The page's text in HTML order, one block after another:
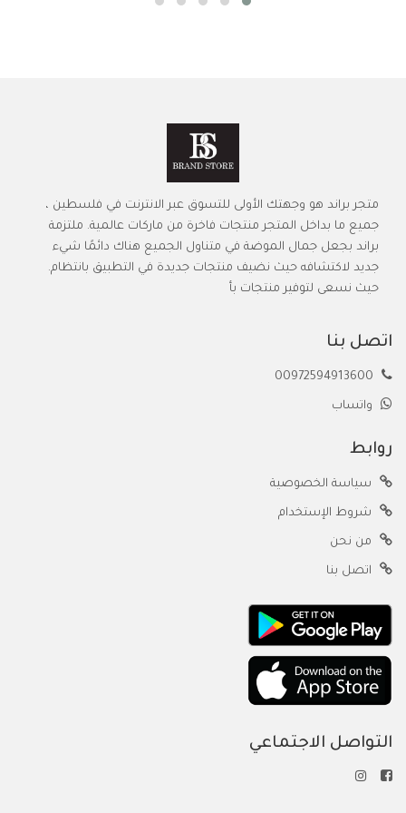
متجر براند هو وجهتك الأولى للتسوق عبر الانترنت في فلسطين ،
جميع ما بداخل المتجر منتجات فاخرة من ماركات عالمية. ملتزمة
براند بجعل جمال الموضة في متناول الجميع هناك دائمًا شيء
جديد لاكتشافه حيث نضيف منتجات جديدة في التطبيق بانتظام.
حيث نسعى لتوفير منتجات بأ
اتصل بنا
واتساب
روابط
سياسة الخصوصية
شروط الإستخدام
من نحن
اتصل بنا
التواصل الاجتماعي